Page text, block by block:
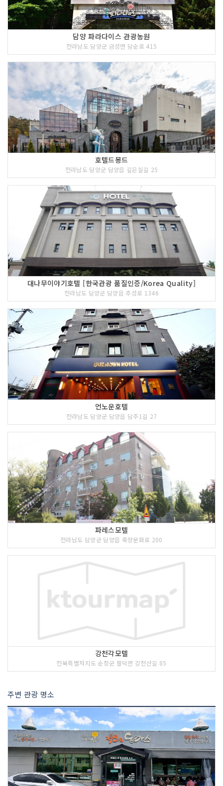
담양 파라다이스 관광농원
전라남도 담양군 금성면 담순로 415
호텔드몽드
전라남도 담양군 담양읍 깊은실길 25
대나무이야기호텔 [한국관광 품질인증/Korea Quality]
전라남도 담양군 담양읍 추성로 1346
언노운호텔
전라남도 담양군 담양읍 담주1길 27
파레스모텔
전라남도 담양군 담양읍 죽향문화로 200
강천각모텔
전북특별자치도 순창군 팔덕면 강천산길 85
주변 관광 명소